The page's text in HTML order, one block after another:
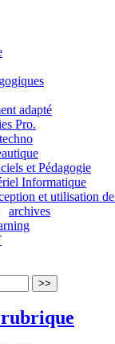
adapté
Pro.
et Pédagogie
Informatique
et utilisation
archives
>>
rubrique